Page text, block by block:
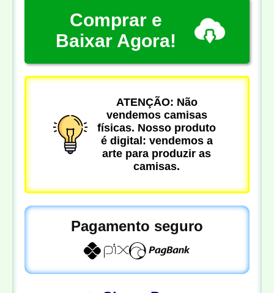
Comprar e
Baixar Agora!
ATENÇÃO: Não
vendemos camisas
físicas. Nosso produto
é digital: vendemos a
arte para produzir as
camisas.
Pagamento seguro